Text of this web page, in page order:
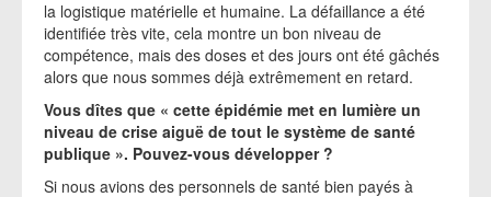
la logistique matérielle et humaine. La défaillance a été
identifiée très vite, cela montre un bon niveau de
compétence, mais des doses et des jours ont été gâchés
alors que nous sommes déjà extrêmement en retard.
Vous dîtes que « cette épidémie met en lumière un
niveau de crise aiguë de tout le système de santé
publique ». Pouvez-vous développer ?
Si nous avions des personnels de santé bien payés à